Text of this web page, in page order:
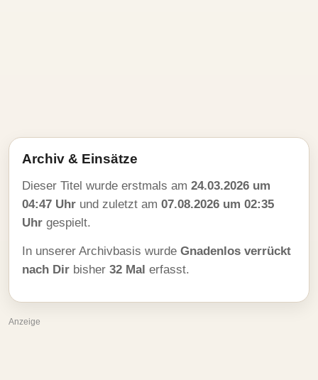
Archiv & Einsätze
Dieser Titel wurde erstmals am 24.03.2026 um
04:47 Uhr und zuletzt am 07.08.2026 um 02:35
Uhr gespielt.
In unserer Archivbasis wurde Gnadenlos verrückt
nach Dir bisher 32 Mal erfasst.
Anzeige